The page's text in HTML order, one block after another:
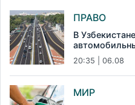
ПРАВО
В
20:35 | 06.08
МИР